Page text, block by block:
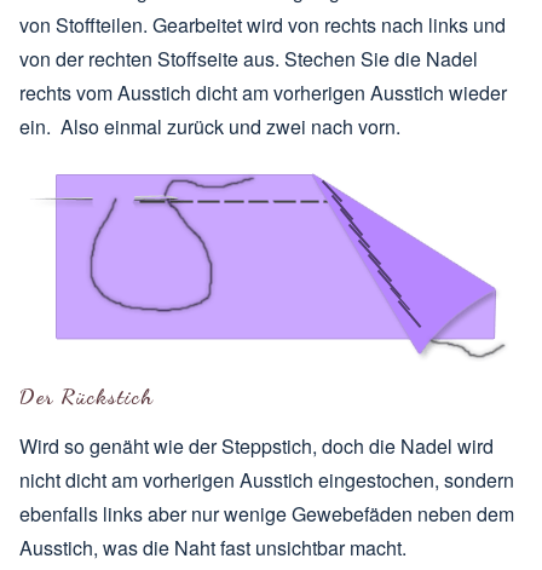
von Stoffteilen. Gearbeitet wird von rechts nach links und
von der rechten Stoffseite aus. Stechen Sie die Nadel
rechts vom Ausstich dicht am vorherigen Ausstich wieder
ein. Also einmal zurück und zwei nach vorn.
Der Rückstich
Wird so genäht wie der Steppstich, doch die Nadel wird
nicht dicht am vorherigen Ausstich eingestochen, sondern
ebenfalls links aber nur wenige Gewebefäden neben dem
Ausstich, was die Naht fast unsichtbar macht.